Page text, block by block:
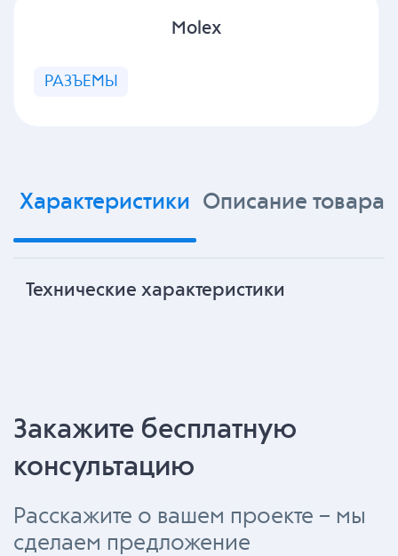
Molex
РАЗЪЕМЫ
Характеристики Описание товара
Технические характеристики
Закажите бесплатную
консультацию
Расскажите о вашем проекте – мы
сделаем предложение